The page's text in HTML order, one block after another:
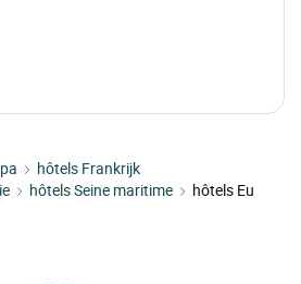
hôtels Frankrijk
hôtels Seine maritime hôtels Eu